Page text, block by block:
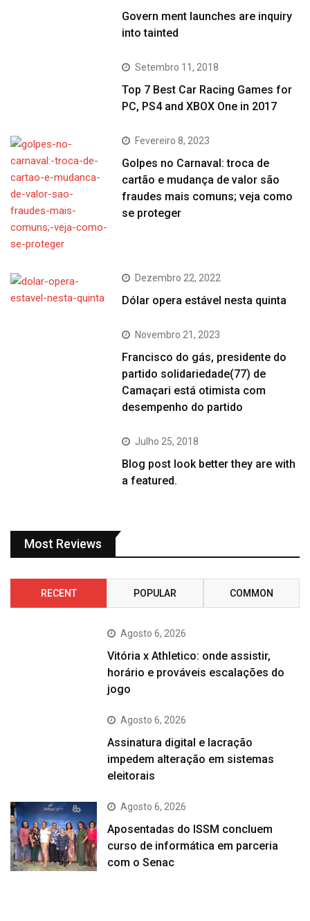
Govern ment launches are inquiry
into tainted
Setembro 11, 2018
Top 7 Best Car Racing Games for
PC, PS4 and XBOX One in 2017
Fevereiro 8, 2023
Golpes no Carnaval: troca de
cartão e mudança de valor são
fraudes mais comuns; veja como
se proteger
Dezembro 22, 2022
Dólar opera estável nesta quinta
Novembro 21, 2023
Francisco do gás, presidente do
partido solidariedade(77) de
Camaçari está otimista com
desempenho do partido
Julho 25, 2018
Blog post look better they are with
a featured.
Most Reviews
RECENT POPULAR COMMON
Agosto 6, 2026
Vitória x Athletico: onde assistir,
horário e prováveis escalações do
jogo
Agosto 6, 2026
Assinatura digital e lacração
impedem alteração em sistemas
eleitorais
Agosto 6, 2026
Aposentadas do ISSM concluem
curso de informática em parceria
com o Senac